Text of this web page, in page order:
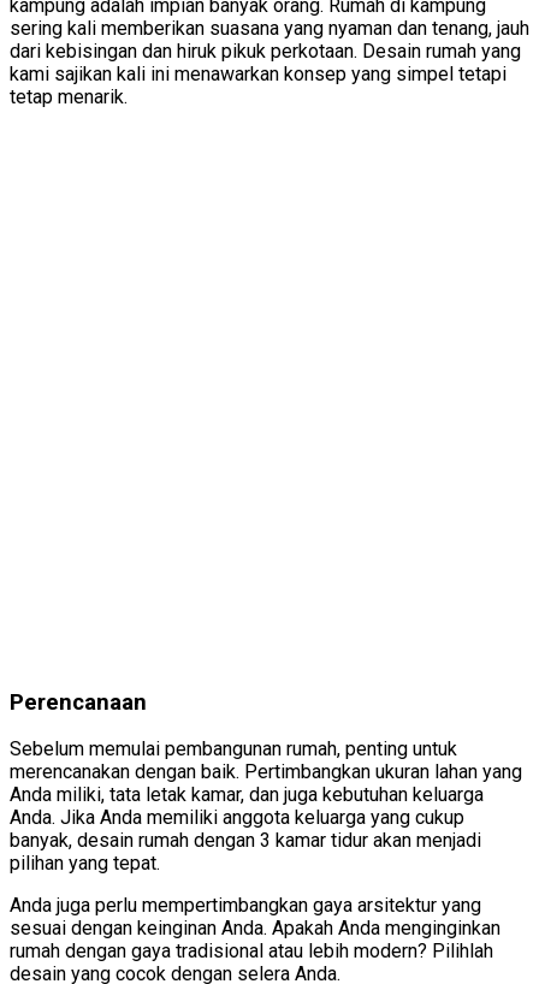
kampung adalah impian banyak orang. Rumah di kampung
sering kali memberikan suasana yang nyaman dan tenang, jauh
dari kebisingan dan hiruk pikuk perkotaan. Desain rumah yang
kami sajikan kali ini menawarkan konsep yang simpel tetapi
tetap menarik.
Perencanaan
Sebelum memulai pembangunan rumah, penting untuk
merencanakan dengan baik. Pertimbangkan ukuran lahan yang
Anda miliki, tata letak kamar, dan juga kebutuhan keluarga
Anda. Jika Anda memiliki anggota keluarga yang cukup
banyak, desain rumah dengan 3 kamar tidur akan menjadi
pilihan yang tepat.
Anda juga perlu mempertimbangkan gaya arsitektur yang
sesuai dengan keinginan Anda. Apakah Anda menginginkan
rumah dengan gaya tradisional atau lebih modern? Pilihlah
desain yang cocok dengan selera Anda.